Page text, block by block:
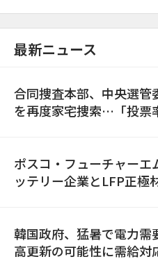
最新ニュース
合同捜査本部、中央選管
を再度家宅捜索…「投票
ポスコ・フューチャーエ
ッテリー企業とLFP正極
韓国政府、猛暑で電力需
高更新の可能性に需給対